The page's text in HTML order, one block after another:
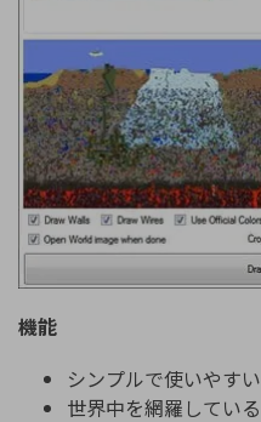
機能
シンプルで使いやすい
世界中を網羅している